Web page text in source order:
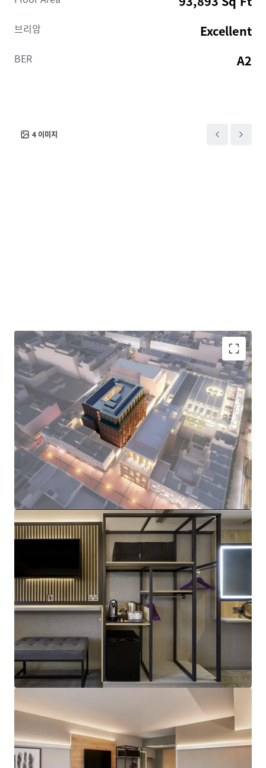
브리암 Excellent
BER A2
4이미지
Prime Dublin 1 Location:
229-room Premier
Inn flagship hotel just steps from O'Connell
Street, surrounded by iconic landmarks
including the GPO, the Spire, and major retail
destinations.
Brand New & Sustainable Asset:Fully electric
hotel with BREEAM Excellent and A2 BER
targeted ratings, with practical completion due
in Q4 2026, and construction well advanced.
Institutional Grade Tenant:Long term FRI
lease with Premier Inn, guaranteed by FTSE
100 listed, Whitbread Group Plc (£5BN market
cap), featuring CPI-linked rent reviews.
Attractive Returns:€3.28M proposed annual
rent roll, offering attractive 4.5% net initial
yield, on €66.6M target sale proceeds.
Highly Secure Investment:
Freehold title with
fully institutional lease terms, on full insuring
and repairing basis, available via a bespoke
forward funding deal structure.